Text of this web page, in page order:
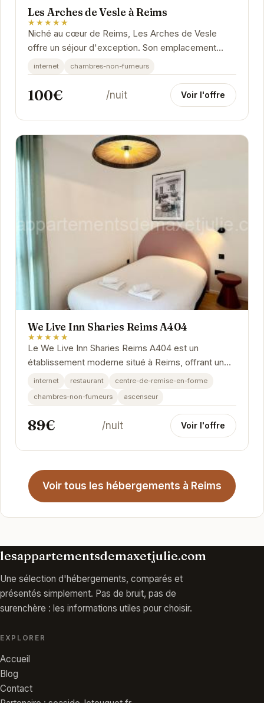
Les Arches de Vesle à Reims
★★★★★
Niché au cœur de Reims, Les Arches de Vesle
offre un séjour d'exception. Son emplacement
privilégié permet un accès facile aux sites...
internet chambres-non-fumeurs
100€ /nuit Voir l'offre
We Live Inn Sharies Reims A404
★★★★★
Le We Live Inn Sharies Reims A404 est un
établissement moderne situé à Reims, offrant un
hébergement confortable et des équipements
internet restaurant
centre-de-remise-en-forme
chambres-non-fumeurs
ascenseur
89€ /nuit Voir l'offre
Voir tous les hébergements à Reims
lesappartementsdemaxetjulie.com
Une sélection d'hébergements, comparés et
présentés simplement. Pas de bruit, pas de
surenchère : les informations utiles pour choisir.
EXPLORER
Accueil
Blog
Contact